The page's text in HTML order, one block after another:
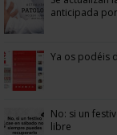
anticipada
Ya os podéis
No: si un
libre